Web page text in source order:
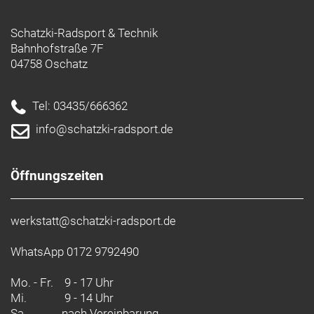
Schatzki-Radsport & Technik
Bahnhofstraße 7F
04758 Oschatz
Tel: 03435/666362
info@schatzki-radsport.de
Öffnungszeiten
werkstatt@schatzki-radsport.de
WhatsApp 0172 9792490
Mo. - Fr. 9 - 17 Uhr
Mi.
9 - 14 Uhr